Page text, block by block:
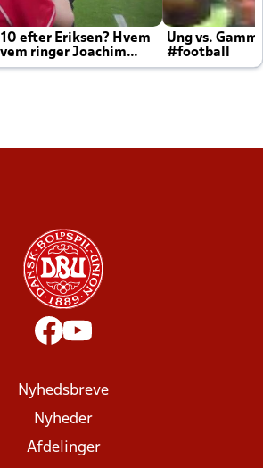
efter Eriksen? Hvem
ringer Joachim
Ung vs.
#football
Nyhedsbreve
Nyheder
Afdelinger